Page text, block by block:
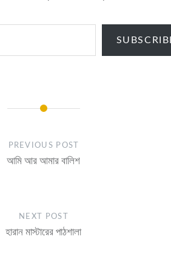
PREVIOUS POST
আমি আর আমার বালিশ
NEXT POST
হারান মাস্টারের পাঠশালা